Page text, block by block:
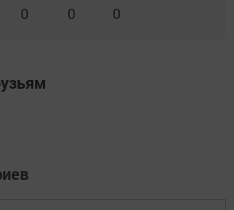
0 0 0